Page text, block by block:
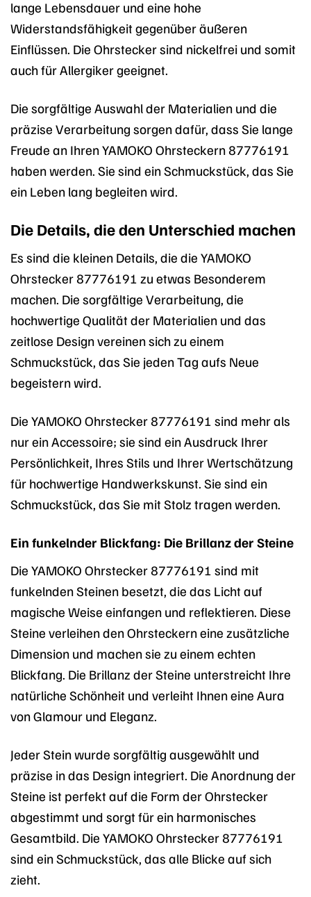
lange Lebensdauer und eine hohe
Widerstandsfähigkeit gegenüber äußeren
Einflüssen. Die Ohrstecker sind nickelfrei und somit
auch für Allergiker geeignet.
Die sorgfältige Auswahl der Materialien und die
präzise Verarbeitung sorgen dafür, dass Sie lange
Freude an Ihren YAMOKO Ohrsteckern 87776191
haben werden. Sie sind ein Schmuckstück, das Sie
ein Leben lang begleiten wird.
Die Details, die den Unterschied machen
Es sind die kleinen Details, die die YAMOKO
Ohrstecker 87776191 zu etwas Besonderem
machen. Die sorgfältige Verarbeitung, die
hochwertige Qualität der Materialien und das
zeitlose Design vereinen sich zu einem
Schmuckstück, das Sie jeden Tag aufs Neue
begeistern wird.
Die YAMOKO Ohrstecker 87776191 sind mehr als
nur ein Accessoire; sie sind ein Ausdruck Ihrer
Persönlichkeit, Ihres Stils und Ihrer Wertschätzung
für hochwertige Handwerkskunst. Sie sind ein
Schmuckstück, das Sie mit Stolz tragen werden.
Ein funkelnder Blickfang: Die Brillanz der Steine
Die YAMOKO Ohrstecker 87776191 sind mit
funkelnden Steinen besetzt, die das Licht auf
magische Weise einfangen und reflektieren. Diese
Steine verleihen den Ohrsteckern eine zusätzliche
Dimension und machen sie zu einem echten
Blickfang. Die Brillanz der Steine unterstreicht Ihre
natürliche Schönheit und verleiht Ihnen eine Aura
von Glamour und Eleganz.
Jeder Stein wurde sorgfältig ausgewählt und
präzise in das Design integriert. Die Anordnung der
Steine ist perfekt auf die Form der Ohrstecker
abgestimmt und sorgt für ein harmonisches
Gesamtbild. Die YAMOKO Ohrstecker 87776191
sind ein Schmuckstück, das alle Blicke auf sich
zieht.